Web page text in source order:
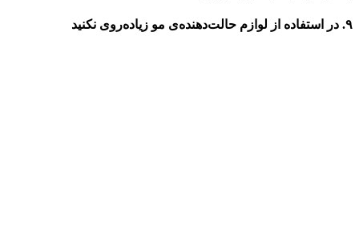
۹‌. در استفاده از لوازم حالت‌دهنده‌ی مو زیاده‌روی نکنید